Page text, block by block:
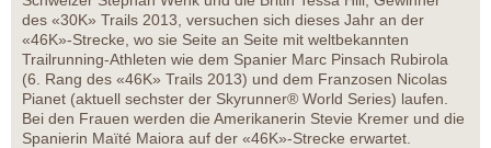
des «30K» Trails 2013, versuchen sich dieses Jahr an der
«46K»-Strecke, wo sie Seite an Seite mit weltbekannten
Trailrunning-Athleten wie dem Spanier Marc Pinsach Rubirola
(6. Rang des «46K» Trails 2013) und dem Franzosen Nicolas
Pianet (aktuell sechster der Skyrunner® World Series) laufen.
Bei den Frauen werden die Amerikanerin Stevie Kremer und die
Spanierin Maïté Maiora auf der «46K»-Strecke erwartet.